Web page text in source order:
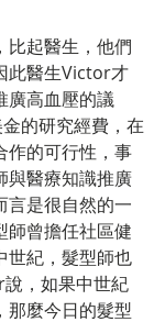
比起醫生，他們
此醫生Victor才
廣高血壓的議
的研究經費，在
作的可行性，事
與醫療知識推廣
言是很自然的一
師曾擔任社區健
世紀，髮型師也
，如果中世紀
那麼今日的髮型